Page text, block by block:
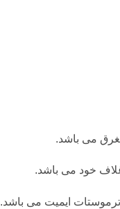
خود می باشد.
ایمیت می باشد.